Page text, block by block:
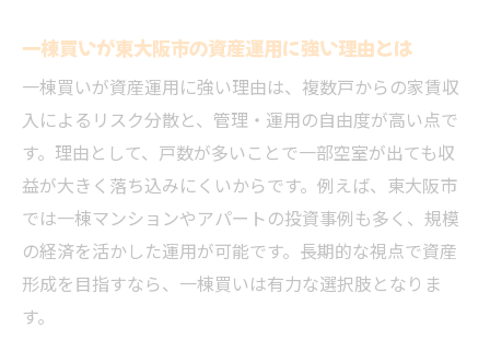
収益物件選びで失敗しないマンション購入
のコツ
不動産の賃貸需要と投資用マンションの収
益力
オーナーチェンジ物件が購入時に与える影
響
一棟買いか区分所有か迷う際の不動産投資
判断
一棟買いが東大阪市の資産運用に強い理由とは
一棟買いが資産運用に強い理由は、複数戸からの家賃収
入によるリスク分散と、管理・運用の自由度が高い点で
す。理由として、戸数が多いことで一部空室が出ても収
益が大きく落ち込みにくいからです。例えば、東大阪市
では一棟マンションやアパートの投資事例も多く、規模
の経済を活かした運用が可能です。長期的な視点で資産
形成を目指すなら、一棟買いは有力な選択肢となりま
す。